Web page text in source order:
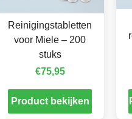
Reinigingstabletten
voor Miele – 200
stuks
€75,95
Product bekijken